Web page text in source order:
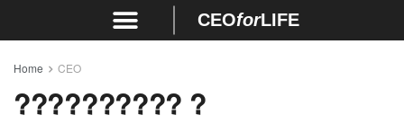
CEOforLIFE
Home CEO
?????????? ?